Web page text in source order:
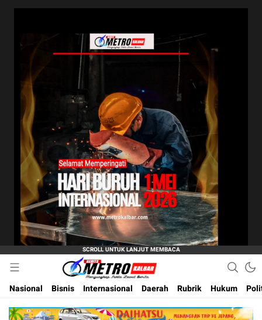
Metro Kalbar
Inspirasi Untuk Negeri
Nasional
Bisnis Internasional Daerah Rubrik Hukum